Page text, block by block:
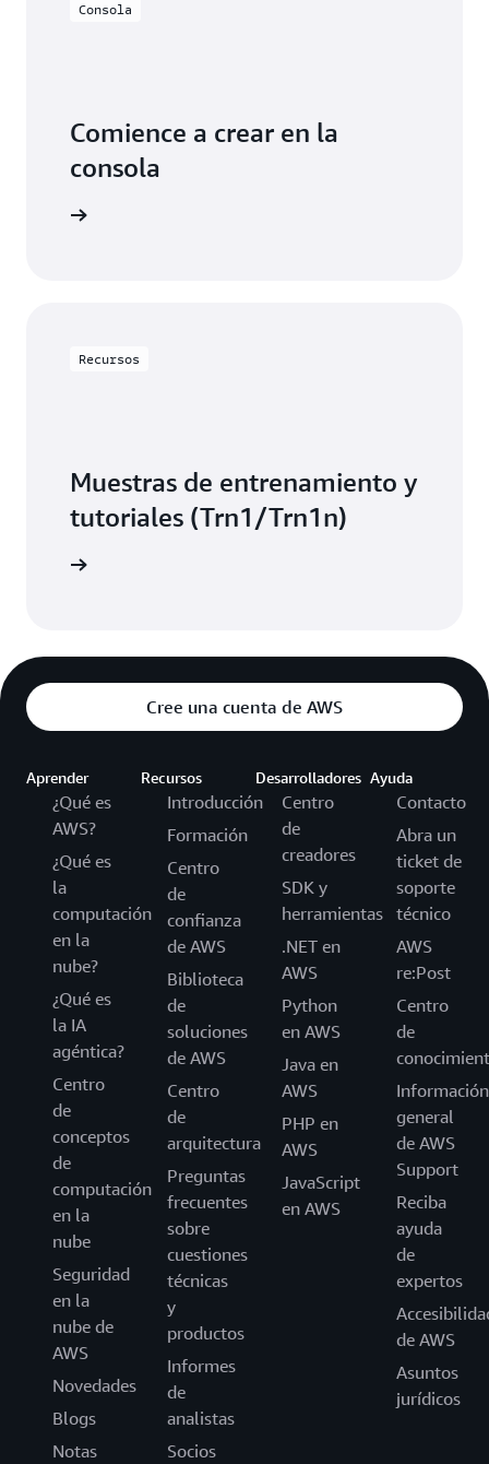
Consola
Comience a crear en la
consola
Recursos
Muestras de entrenamiento y
tutoriales (Trn1/Trn1n)
Cree una cuenta de AWS
Aprender
¿Qué es
AWS?
¿Qué es
la
computación
en la
nube?
¿Qué es
la IA
agéntica?
Centro
de
conceptos
de
computación
en la
nube
Seguridad
en la
nube de
AWS
Novedades
Blogs
Notas
Recursos
Introducción
Formación
Centro
de
confianza
de AWS
Biblioteca
de
soluciones
de AWS
Centro
de
arquitectura
Preguntas
frecuentes
sobre
cuestiones
técnicas
y
productos
Informes
de
analistas
Socios
Desarrolladores
Centro
de
creadores
SDK y
herramientas
.NET en
AWS
Python
en AWS
Java en
AWS
PHP en
AWS
JavaScript
en AWS
Ayuda
Contacto
Abra un
ticket de
soporte
técnico
AWS
re:Post
Centro
de
Información
general
de AWS
Support
Reciba
ayuda
de
expertos
de AWS
Asuntos
jurídicos